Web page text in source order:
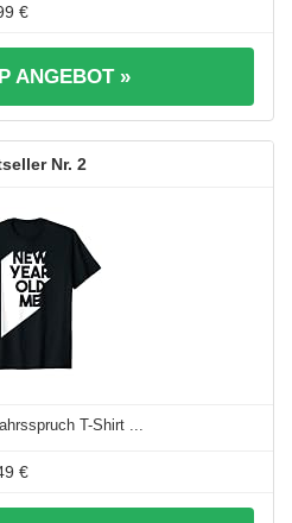
€
ANGEBOT »
2
T-Shirt ...
€